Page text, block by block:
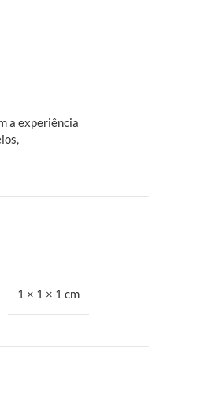
a experiência
1 × 1 × 1 cm